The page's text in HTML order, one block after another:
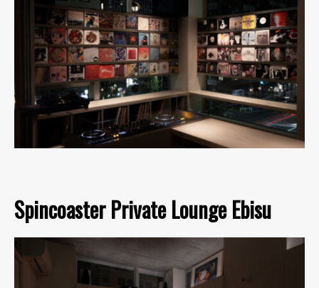
Spincoaster Private Lounge Ebisu